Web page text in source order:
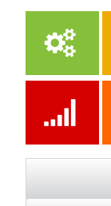
Serviços